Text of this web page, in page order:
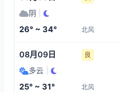
1-3
09:00
28°
1-3
03:00
阴
26° ~ 34° 北风
08月09日 良
多云
25° ~ 31° 北风